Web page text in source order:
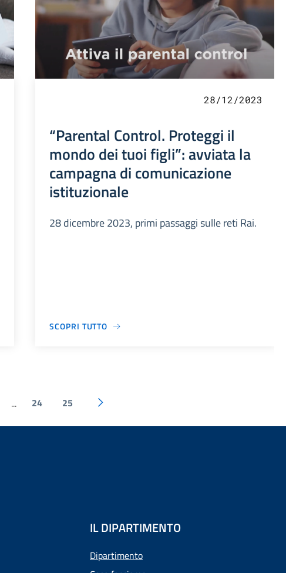
28/12/2023
“Parental Control. Proteggi il
mondo dei tuoi figli”: avviata la
campagna di comunicazione
istituzionale
28 dicembre 2023, primi passaggi sulle reti Rai.
SCOPRI TUTTO
... 24 25
IL DIPARTIMENTO
Dipartimento